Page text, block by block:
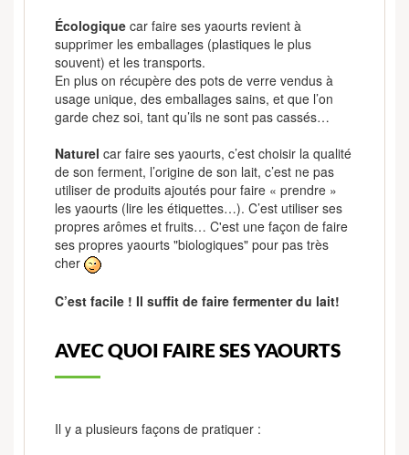
Écologique car faire ses yaourts revient à
supprimer les emballages (plastiques le plus
souvent) et les transports.
En plus on récupère des pots de verre vendus à
usage unique, des emballages sains, et que l’on
garde chez soi, tant qu’ils ne sont pas cassés…
Naturel car faire ses yaourts, c’est choisir la qualité
de son ferment, l’origine de son lait, c’est ne pas
utiliser de produits ajoutés pour faire « prendre »
les yaourts (lire les étiquettes…). C’est utiliser ses
propres arômes et fruits… C'est une façon de faire
ses propres yaourts "biologiques" pour pas très
cher
C’est facile ! Il suffit de faire fermenter du lait!
AVEC QUOI FAIRE SES YAOURTS
Il y a plusieurs façons de pratiquer :